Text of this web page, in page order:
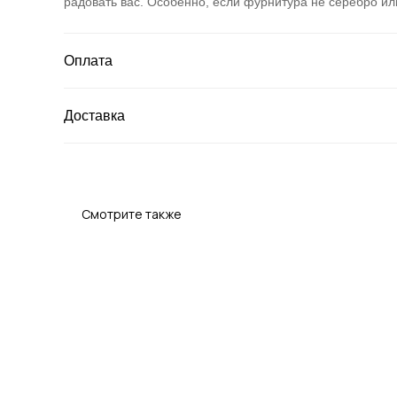
Оплата
Доставка
Смотрите также